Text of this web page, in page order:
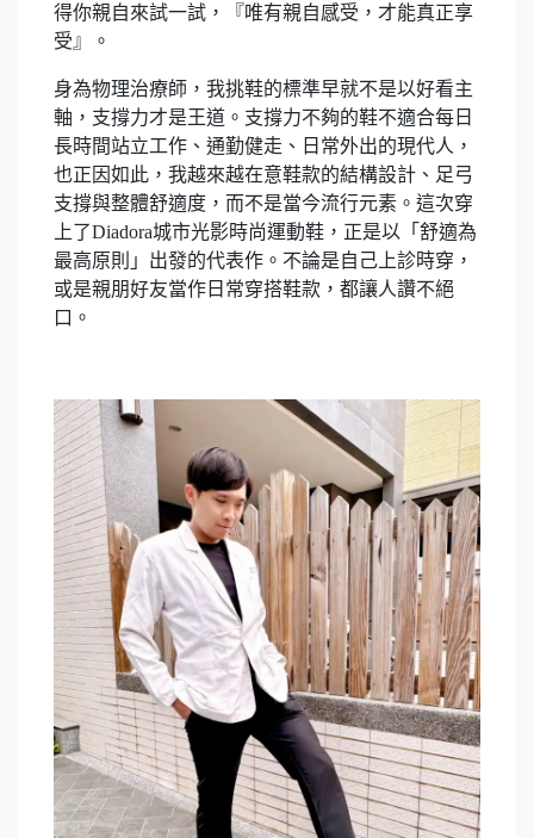
得你親自來試一試，『唯有親自感受，才能真正享
受』。
身為物理治療師，我挑鞋的標準早就不是以好看主
軸，支撐力才是王道。支撐力不夠的鞋不適合每日
長時間站立工作、通勤健走、日常外出的現代人，
也正因如此，我越來越在意鞋款的結構設計、足弓
支撐與整體舒適度，而不是當今流行元素。這次穿
上了Diadora城市光影時尚運動鞋，正是以「舒適為
最高原則」出發的代表作。不論是自己上診時穿，
或是親朋好友當作日常穿搭鞋款，都讓人讚不絕
口。